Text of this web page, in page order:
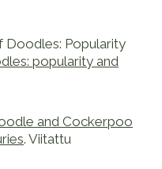
Doodles: Popularity
popularity and
and Cockerpoo
. Viitattu